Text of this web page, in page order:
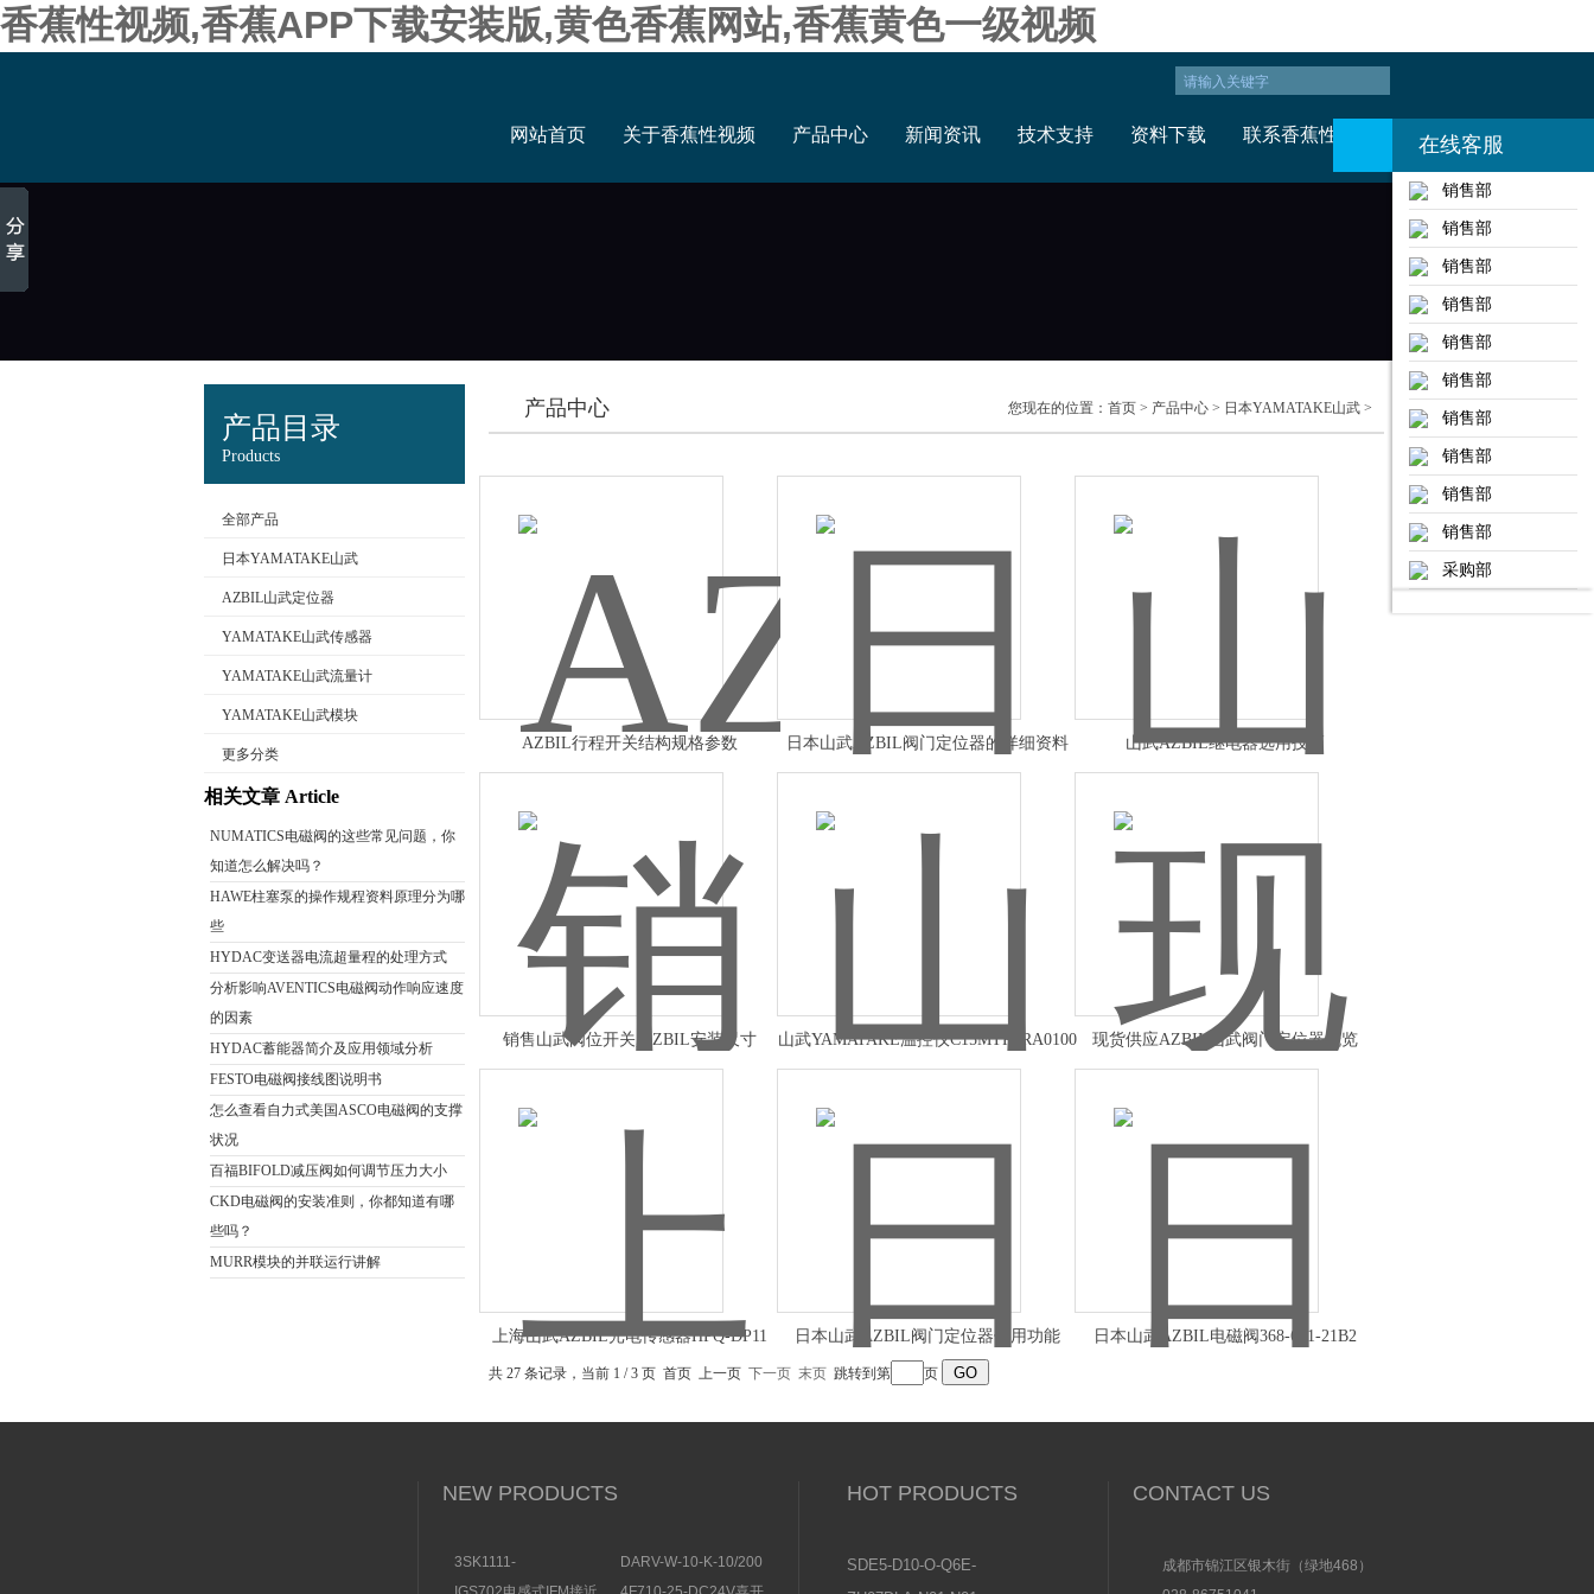
香蕉性视频,香蕉APP下载安装版,黄色香蕉网站,香蕉黄色一级视频
网站首页 关于香蕉性视频 产品中心 新闻资讯 技术支持 资料下载 联系香蕉性视频
产品目录
Products
全部产品
日本YAMATAKE山武
AZBIL山武定位器
YAMATAKE山武传感器
YAMATAKE山武流量计
YAMATAKE山武模块
更多分类
相关文章 Article
NUMATICS电磁阀的这些常见问题，你
知道怎么解决吗？
HAWE柱塞泵的操作规程资料原理分为哪
些
HYDAC变送器电流超量程的处理方式
分析影响AVENTICS电磁阀动作响应速度
的因素
HYDAC蓄能器简介及应用领域分析
FESTO电磁阀接线图说明书
怎么查看自力式美国ASCO电磁阀的支撑
状况
百福BIFOLD减压阀如何调节压力大小
CKD电磁阀的安装准则，你都知道有哪
些吗？
MURR模块的并联运行讲解
产品中心 您现在的位置： 首页 > 产品中心 > 日本YAMATAKE山武 >
AZBIL行程开关结构规格参数 日本山武AZBIL阀门定位器的详细资料 山武AZBIL继电器选用技巧
销售山武阀位开关,AZBIL安装尺寸
山武YAMATAKE温控仪C15MTR0RA0100
现货供应AZBIL山武阀门定位器概览
上海山武AZBIL光电传感器HPQ-DP11 日本山武AZBIL阀门定位器使用功能 日本山武AZBIL电磁阀368-601-21B2
共 27 条记录，当前 1 / 3 页 首页 上一页 下一页 末页 跳转到第 页
NEW PRODUCTS
3SK1111-
DARV-W-10-K-10/200
HOT PRODUCTS
SDE5-D10-O-Q6E-
P-KFESTO费斯托压
CONTACT US
成都市锦江区银木街（绿地468）
在线客服
销售部
销售部
销售部
销售部
销售部
销售部
销售部
销售部
销售部
销售部
采购部